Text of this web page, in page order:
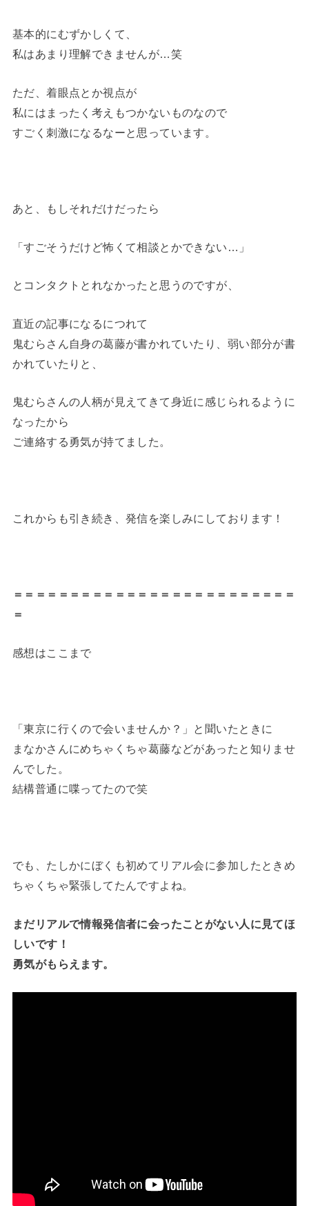
基本的にむずかしくて、
私はあまり理解できませんが…笑
ただ、着眼点とか視点が
私にはまったく考えもつかないものなので
すごく刺激になるなーと思っています。
あと、もしそれだけだったら
「すごそうだけど怖くて相談とかできない…」
とコンタクトとれなかったと思うのですが、
直近の記事になるにつれて
鬼むらさん自身の葛藤が書かれていたり、弱い部分が書
かれていたりと、
鬼むらさんの人柄が見えてきて身近に感じられるように
なったから
ご連絡する勇気が持てました。
これからも引き続き、発信を楽しみにしております！
＝＝＝＝＝＝＝＝＝＝＝＝＝＝＝＝＝＝＝＝＝＝＝＝＝
＝
感想はここまで
「東京に行くので会いませんか？」と聞いたときに
まなかさんにめちゃくちゃ葛藤などがあったと知りませ
んでした。
結構普通に喋ってたので笑
でも、たしかにぼくも初めてリアル会に参加したときめ
ちゃくちゃ緊張してたんですよね。
まだリアルで情報発信者に会ったことがない人に見てほ
しいです！
勇気がもらえます。